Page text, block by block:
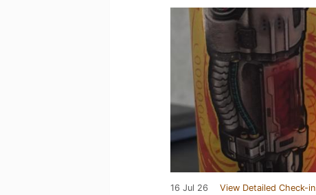
16 Jul 26 View Detailed Check-in